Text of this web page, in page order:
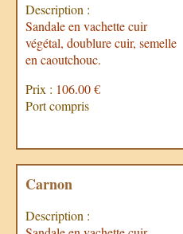
Description :
Sandale en vachette cuir
végétal, doublure cuir, semelle
en caoutchouc.
Prix : 106.00 €
Port compris
Carnon
Description :